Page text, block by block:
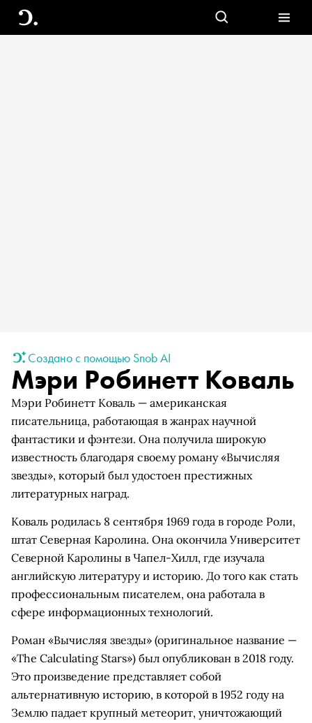
Создано с помощью Snob AI
Мэри Робинетт Коваль
Мэри Робинетт Коваль — американская
писательница, работающая в жанрах научной
фантастики и фэнтези. Она получила широкую
известность благодаря своему роману «Вычисляя
звезды», который был удостоен престижных
литературных наград.
Коваль родилась 8 сентября 1969 года в городе Роли,
штат Северная Каролина. Она окончила Университет
Северной Каролины в Чапел-Хилл, где изучала
английскую литературу и историю. До того как стать
профессиональным писателем, она работала в
сфере информационных технологий.
Роман «Вычисляя звезды» (оригинальное название —
«The Calculating Stars») был опубликован в 2018 году.
Это произведение представляет собой
альтернативную историю, в которой в 1952 году на
Землю падает крупный метеорит, уничтожающий